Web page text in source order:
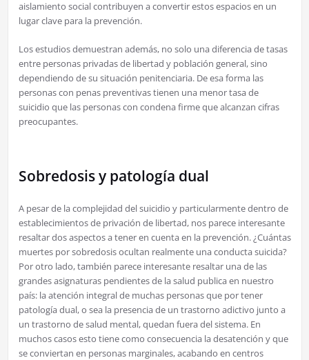
aislamiento social contribuyen a convertir estos espacios en un
lugar clave para la prevención.
Los estudios demuestran además, no solo una diferencia de tasas
entre personas privadas de libertad y población general, sino
dependiendo de su situación penitenciaria. De esa forma las
personas con penas preventivas tienen una menor tasa de
suicidio que las personas con condena firme que alcanzan cifras
preocupantes.
Sobredosis y patología dual
A pesar de la complejidad del suicidio y particularmente dentro de
establecimientos de privación de libertad, nos parece interesante
resaltar dos aspectos a tener en cuenta en la prevención. ¿Cuántas
muertes por sobredosis ocultan realmente una conducta suicida?
Por otro lado, también parece interesante resaltar una de las
grandes asignaturas pendientes de la salud publica en nuestro
país: la atención integral de muchas personas que por tener
patología dual, o sea la presencia de un trastorno adictivo junto a
un trastorno de salud mental, quedan fuera del sistema. En
muchos casos esto tiene como consecuencia la desatención y que
se conviertan en personas marginales, acabando en centros